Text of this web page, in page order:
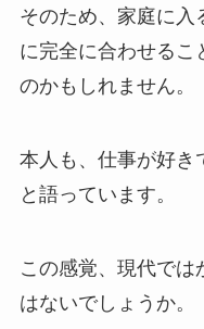
そのため、家庭に入
に完全に合わせるこ
のかもしれません。
本人も、仕事が好き
と語っています。
この感覚、現代で
はないでしょうか。